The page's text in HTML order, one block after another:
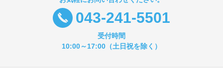
043-241-5501
受付時間
10:00～17:00（土日祝を除く）